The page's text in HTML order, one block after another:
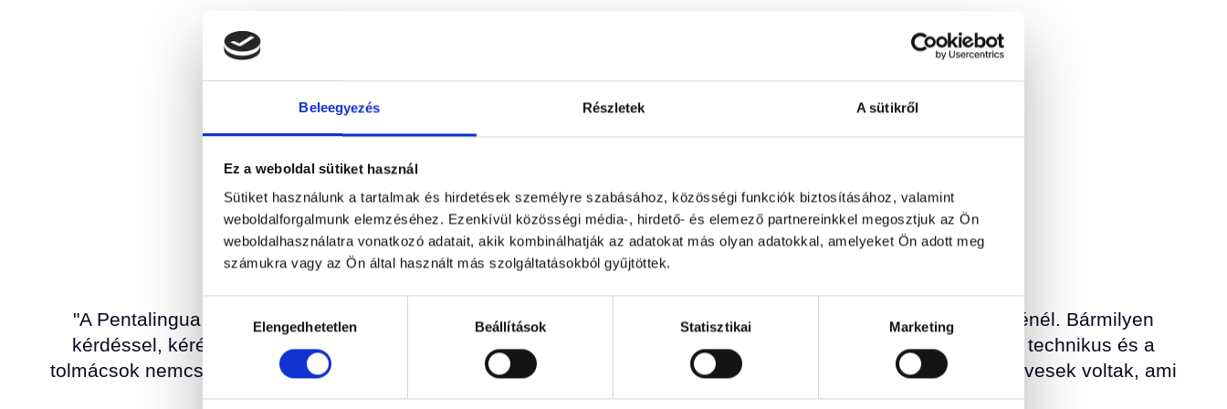
Beleegyezés Részletek A sütikről
Ez a weboldal sütiket használ
Sütiket használunk a tartalmak és hirdetések személyre szabásához, közösségi funkciók biztosításához, valamint
weboldalforgalmunk elemzéséhez. Ezenkívül közösségi média-, hirdető- és elemező partnereinkkel megosztjuk az Ön
weboldalhasználatra vonatkozó adatait, akik kombinálhatják az adatokat más olyan adatokkal, amelyeket Ön adott meg
számukra vagy az Ön által használt más szolgáltatásokból gyűjtöttek.
kiválasztásaElengedhetetlen Beállítások Statisztikai Marketing
21 NYELVRE FORDÍTUNK
ÜGYFELEINK MONDTÁK
"A Pentalingua kollégái végtelen rugalmasságot mutattak a nemzetközi befektetési konferenciánk szervezésénél. Bármilyen
kérdéssel, kéréssel fordulhattunk hozzájuk, mindent gyorsan és hatékonyan megoldottak. A kapcsolattartó, a technikus és a
tolmácsok nemcsak magas színvonalú, professzionális munkát végeztek, hanem emberileg is közvetlenek, kedvesek voltak, ami
egy ilyen szolgáltatásnál a legnagyobb hozzáadott értéket jelenti."